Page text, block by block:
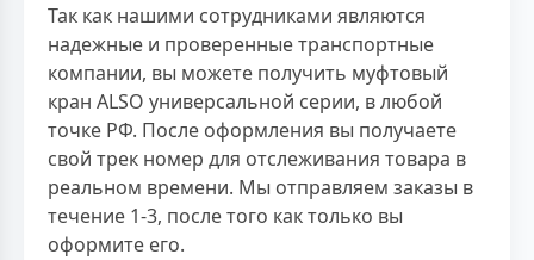
Так как нашими сотрудниками являются
надежные и проверенные транспортные
компании, вы можете получить муфтовый
кран ALSO универсальной серии, в любой
точке РФ. После оформления вы получаете
свой трек номер для отслеживания товара в
реальном времени. Мы отправляем заказы в
течение 1-3, после того как только вы
оформите его.